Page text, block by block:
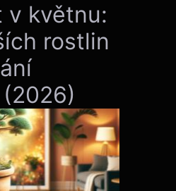
v květnu:
rostlin